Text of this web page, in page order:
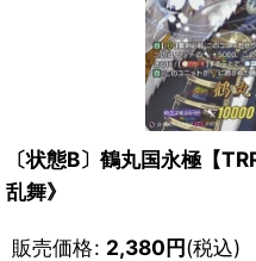
〔状態B〕鶴丸国永極【
乱舞》
販売価格: 2,380円(税込)